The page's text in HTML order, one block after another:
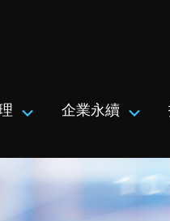
Submenu
企業永續